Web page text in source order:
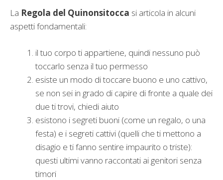
La Regola del Quinonsitocca si articola in alcuni
aspetti fondamentali:
il tuo corpo ti appartiene, quindi nessuno può
toccarlo senza il tuo permesso
esiste un modo di toccare buono e uno cattivo,
se non sei in grado di capire di fronte a quale dei
due ti trovi, chiedi aiuto
esistono i segreti buoni (come un regalo, o una
festa) e i segreti cattivi (quelli che ti mettono a
disagio e ti fanno sentire impaurito o triste):
questi ultimi vanno raccontati ai genitori senza
timori